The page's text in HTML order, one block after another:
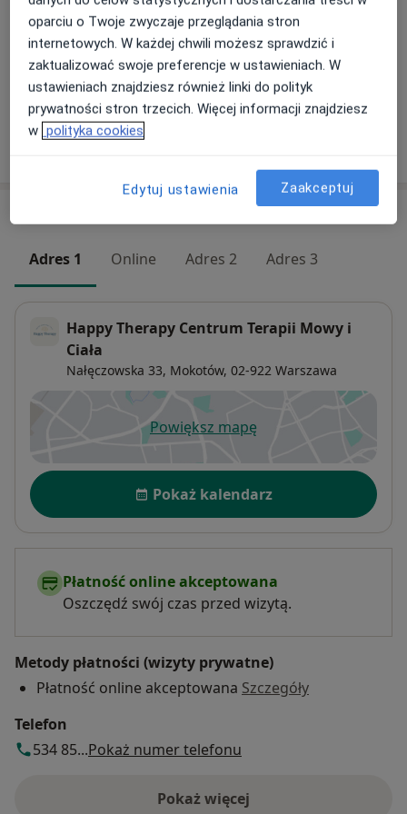
Konsultacja dietetyczna - 2 osoby
(pierwsza wizyta)
300 zł Szczegóły
Umów wizytę
+ 9 usług
Adres 1 Online Adres 2 Adres 3
Happy Therapy Centrum Terapii Mowy i
Ciała
Nałęczowska 33, Mokotów, 02-922 Warszawa
Powiększ mapęotwiera się w nowej karcie
Dostępność
Pokaż kalendarz
Płatność online akceptowana
Oszczędź swój czas przed wizytą.
Metody płatności (wizyty prywatne)
Płatność online akceptowana Szczegóły
Telefon
534 85...Pokaż numer telefonu
Pokaż więcej
o adresie
oparciu o Twoje zwyczaje przeglądania stron
internetowych. W każdej chwili możesz sprawdzić i
zaktualizować swoje preferencje w ustawieniach. W
ustawieniach znajdziesz również linki do polityk
prywatności stron trzecich. Więcej informacji znajdziesz
w polityka cookies
Edytuj ustawienia Zaakceptuj